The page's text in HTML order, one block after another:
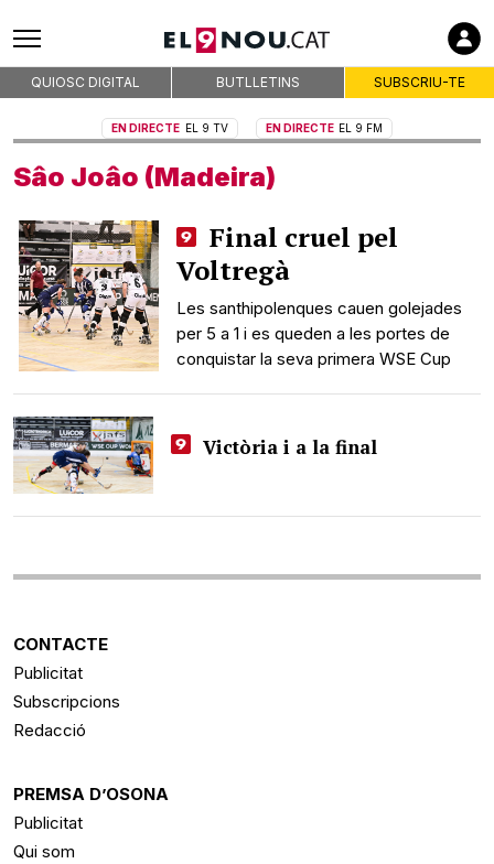
Premsa d'Osona
Publicitat
Qui som
On som
Codi deontològic
Premis
Contacte
Avís legal
Política de privacitat
Política de cookies
QUIOSC DIGITAL BUTLLETINS SUBSCRIU-TE
EN DIRECTE EL 9 TV EN DIRECTE EL 9 FM
Sâo Joâo (Madeira)
Final cruel pel
Voltregà
Les santhipolenques cauen golejades
per 5 a 1 i es queden a les portes de
conquistar la seva primera WSE Cup
Victòria i a la final
CONTACTE
Publicitat
Subscripcions
Redacció
PREMSA D’OSONA
Publicitat
Qui som